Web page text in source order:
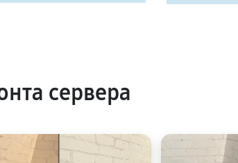
сервера